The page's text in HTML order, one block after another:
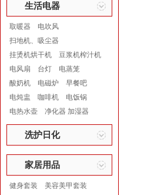
生活电器
取暖器
电吹风
扫地机、吸尘器
挂烫机烘干机
豆浆机榨汁机
电风扇
台灯
电蒸笼
酸奶机
电磁炉
早餐吧
电炖盅
咖啡机
电饭锅
电热水壶
净化器 加湿器
洗护日化
家居用品
健身套装
美容美甲套装